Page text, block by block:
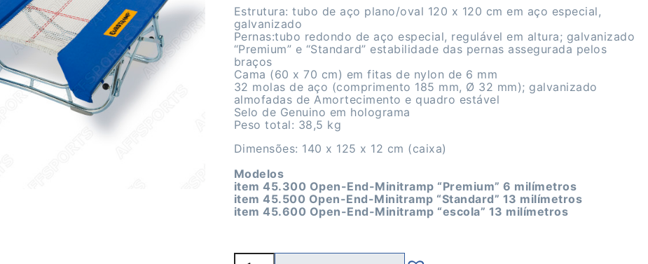
Estrutura: tubo de aço plano/oval 120 x 120 cm em aço especial,
galvanizado
Pernas:tubo redondo de aço especial, regulável em altura; galvanizado
“Premium” e “Standard” estabilidade das pernas assegurada pelos
braços
Cama (60 x 70 cm) em fitas de nylon de 6 mm
32 molas de aço (comprimento 185 mm, Ø 32 mm); galvanizado
almofadas de Amortecimento e quadro estável
Selo de Genuino em holograma
Peso total: 38,5 kg
Dimensões: 140 x 125 x 12 cm (caixa)
Modelos
item 45.300 Open-End-Minitramp “Premium” 6 milímetros
item 45.500 Open-End-Minitramp “Standard” 13 milímetros
item 45.600 Open-End-Minitramp “escola” 13 milímetros
Quantidade